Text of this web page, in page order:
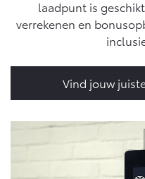
HYBRIDE
Vanaf € 33.495,-
Toyota handleidingen
Toyota Service
Schade & Garantie
Toyota Pechhulp
Schade & Glasherstel
10 jaar Toyota garantie
Financieren
Toyota Betaalplan
Oplaadservice
Thuislaadpakketten
Laadpas
Leaserijder
ZZP
Wagenparkbeheer
Contact zakelijke markt
Leasen
Financial Lease
Operational Lease
Schade melden
Plan een proefrit
Bekijk de
laadpunt is
verrekenen en
Vind jouw